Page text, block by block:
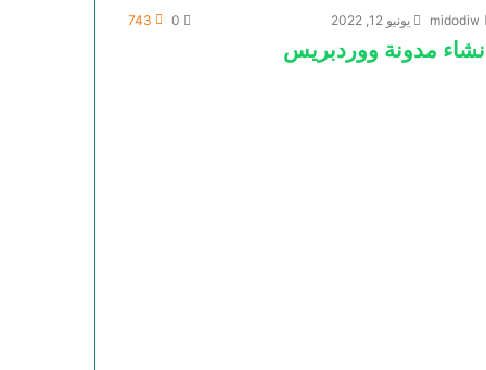
midodiw يونيو 12, 2022 0
743
إنشاء مدونة ووردبريس